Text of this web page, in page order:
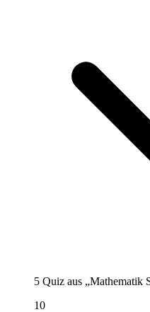
5 Quiz aus „Mathematik
10